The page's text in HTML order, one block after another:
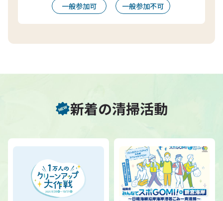
一般参加可 一般参加不可
新着の清掃活動